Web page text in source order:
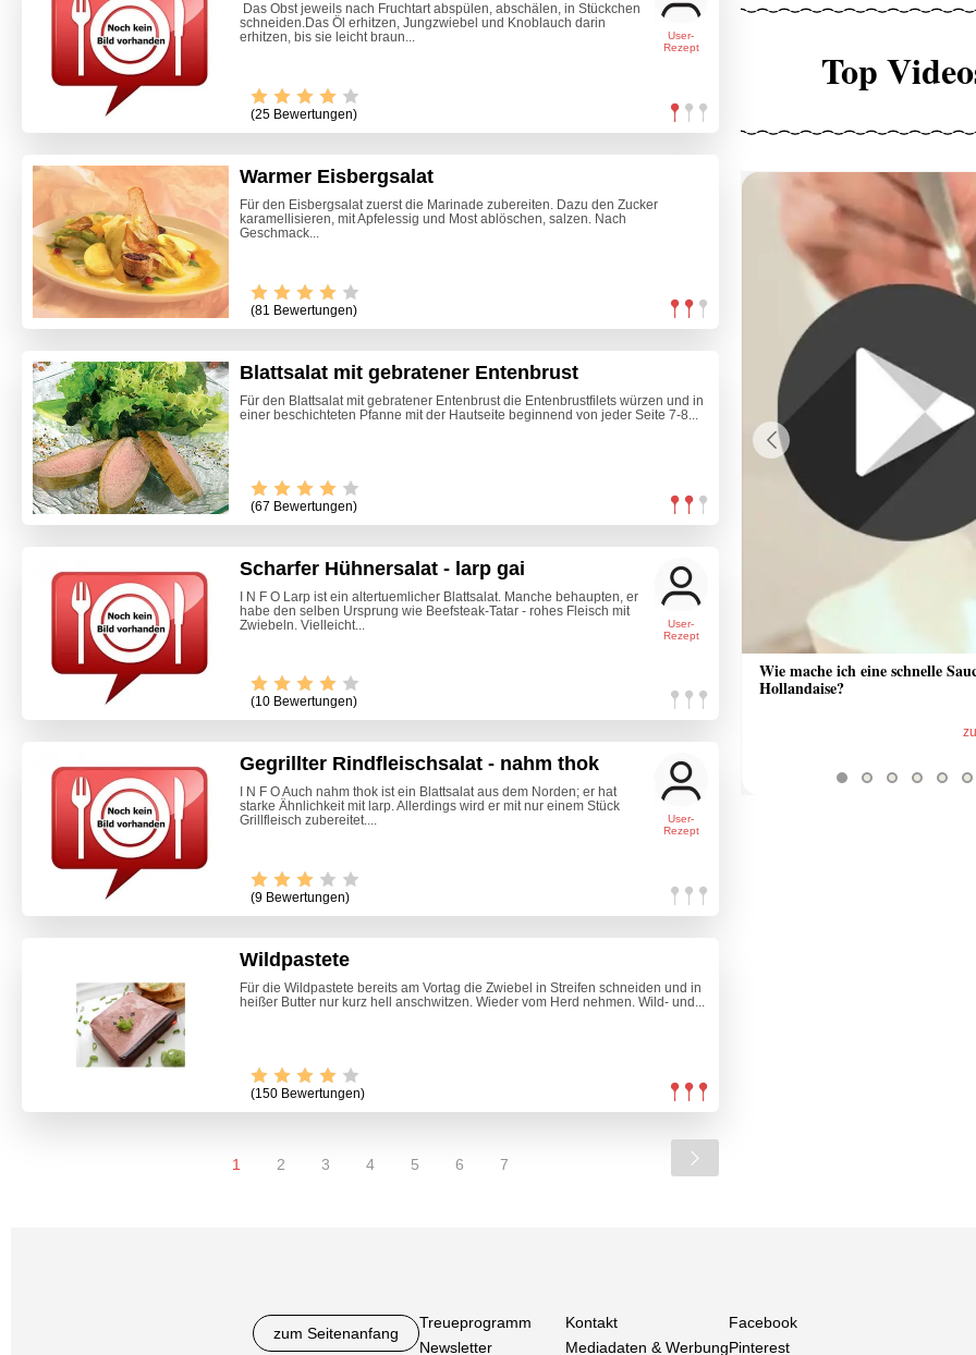
User-
Rezept
Das Obst jeweils nach Fruchtart abspülen, abschälen, in Stückchen
schneiden.Das Öl erhitzen, Jungzwiebel und Knoblauch darin
erhitzen, bis sie leicht braun...
(25 Bewertungen)
Warmer Eisbergsalat
Für den Eisbergsalat zuerst die Marinade zubereiten. Dazu den Zucker
karamellisieren, mit Apfelessig und Most ablöschen, salzen. Nach
Geschmack...
(81 Bewertungen)
Blattsalat mit gebratener Entenbrust
Für den Blattsalat mit gebratener Entenbrust die Entenbrustfilets würzen und in
einer beschichteten Pfanne mit der Hautseite beginnend von jeder Seite 7-8...
(67 Bewertungen)
User-
Rezept
Scharfer Hühnersalat - larp gai
I N F O Larp ist ein altertuemlicher Blattsalat. Manche behaupten, er
habe den selben Ursprung wie Beefsteak-Tatar - rohes Fleisch mit
Zwiebeln. Vielleicht...
(10 Bewertungen)
User-
Rezept
Gegrillter Rindfleischsalat - nahm thok
I N F O Auch nahm thok ist ein Blattsalat aus dem Norden; er hat
starke Ähnlichkeit mit larp. Allerdings wird er mit nur einem Stück
Grillfleisch zubereitet....
(9 Bewertungen)
Wildpastete
Für die Wildpastete bereits am Vortag die Zwiebel in Streifen schneiden und in
heißer Butter nur kurz hell anschwitzen. Wieder vom Herd nehmen. Wild- und...
(150 Bewertungen)
1 2 3 4 5 6 7
Top
Wie mache ich eine schnelle
Hollandaise?
Previous
zum Seitenanfang
Treueprogramm
Newsletter
Kontakt
Mediadaten & Werbung
Facebook
Pinterest